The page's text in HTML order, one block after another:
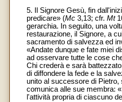
5. Il Signore Gesù, fin
predicare» (Mc 3,13; cfr. Mt
gerarchia. In seguito, una
restaurazione, il Signore, a
sacramento di salvezza ed
«Andate dunque e fate miei
ad osservare tutte le cose
Chi crederà e sarà
di diffondere la fede e la
unito al successore di
comunica alle sue membra:
l'attività propria di ciascuno